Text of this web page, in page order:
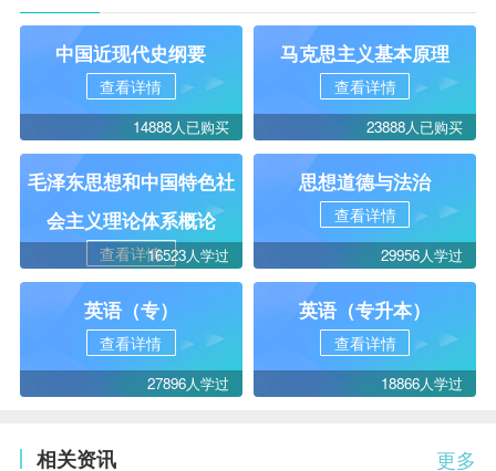
中国近现代史纲要
查看详情
14888人已购买
马克思主义基本原理
查看详情
23888人已购买
毛泽东思想和中国特色社
会主义理论体系概论
查看详情16523人学过
思想道德与法治
查看详情
29956人学过
英语（专）
查看详情
27896人学过
英语（专升本）
查看详情
18866人学过
更多
相关资讯